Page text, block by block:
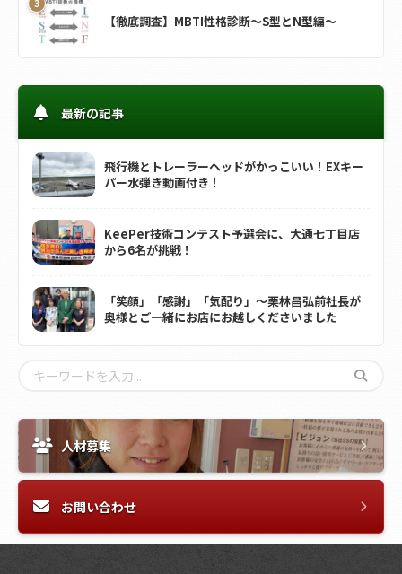
【徹底調査】MBTI性格診断～S型とN型編～
最新の記事
飛行機とトレーラーヘッドがかっこいい！EXキー
パー水弾き動画付き！
KeePer技術コンテスト予選会に、大通七丁目店
から6名が挑戦！
「笑顔」「感謝」「気配り」～栗林昌弘前社長が
奥様とご一緒にお店にお越しくださいました
人材募集
お問い合わせ